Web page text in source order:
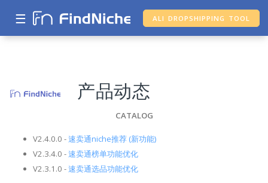
☰ ALI DROPSHIPPING TOOL
产品动态
CATALOG
V2.4.0.0 -速卖通niche推荐 (新功能)
V2.3.4.0 -速卖通榜单功能优化
V2.3.1.0 -速卖通选品功能优化